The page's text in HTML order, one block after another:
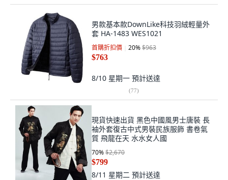
男款基本款DownLike科技羽絨輕量外
套 HA-1483 WES1021
首購折扣價 20%$963
$763
8/10 星期一 預計送達
(77)
現貨快速出貨 黑色中國風男士唐裝 長
袖外套復古中式男裝民族服飾 書卷氣
質 飛龍在天 水水女人國
70%$2,670
$799
8/11 星期二 預計送達